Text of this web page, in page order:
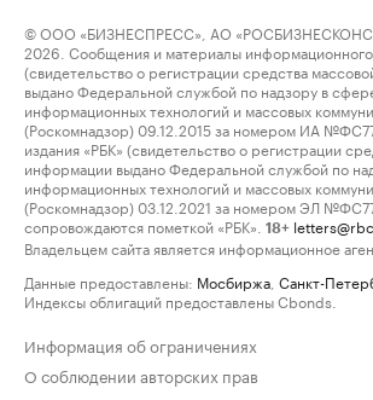
© ООО «БИЗНЕСПРЕСС», АО
2026. Сообщения и материалы информационного
(свидетельство о регистрации средства
выдано Федеральной службой по надзору в
информационных технологий и массовых
(Роскомнадзор) 09.12.2015 за номером ИА
издания «РБК» (свидетельство о регистрации
информации выдано Федеральной службой по
информационных технологий и массовых
(Роскомнадзор) 03.12.2021 за номером ЭЛ
сопровождаются пометкой «РБК».
18+
Владельцем сайта является информационное
Данные предоставлены: Мосбиржа Санкт-
Индексы облигаций предоставлены Cbonds.
Информация об ограничениях
О соблюдении авторских прав